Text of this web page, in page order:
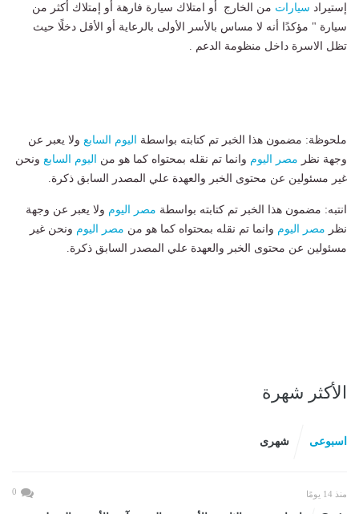
إستيراد سيارات من الخارج أو امتلاك سيارة فارهة أو إمتلاك أكثر من
سيارة " مؤكدًا أنه لا مساس بالأسر الأولى بالرعاية أو الأقل دخلًا حيث
تظل الاسرة داخل منظومة الدعم .
ملحوظة: مضمون هذا الخبر تم كتابته بواسطة اليوم السابع ولا يعبر عن
وجهة نظر مصر اليوم وانما تم نقله بمحتواه كما هو من اليوم السابع ونحن
غير مسئولين عن محتوى الخبر والعهدة علي المصدر السابق ذكرة.
انتبه: مضمون هذا الخبر تم كتابته بواسطة مصر اليوم ولا يعبر عن وجهة
نظر مصر اليوم وانما تم نقله بمحتواه كما هو من مصر اليوم ونحن غير
مسئولين عن محتوى الخبر والعهدة علي المصدر السابق ذكرة.
الأكثر شهرة
اسبوعى شهرى
منذ 14 يومًا 0